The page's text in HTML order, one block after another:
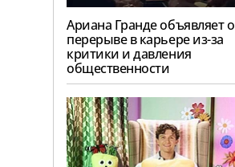
Ариана Гранде объявляет о
перерыве в карьере из-за
критики и давления
общественности